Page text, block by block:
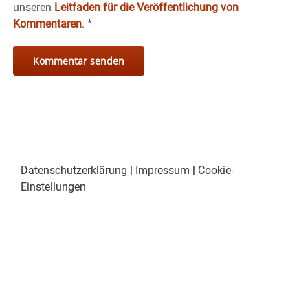
unseren Leitfaden für die Veröffentlichung von
Kommentaren. *
Datenschutzerklärung Impressum
Cookie-
Einstellungen